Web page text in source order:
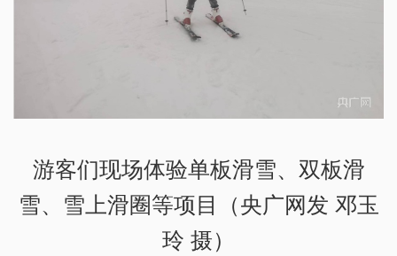
游客们现场体验单板滑雪、双板滑
雪、雪上滑圈等项目（央广网发 邓玉
玲 摄）